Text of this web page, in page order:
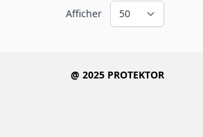
Afficher
@ 2025 PROTEKTOR